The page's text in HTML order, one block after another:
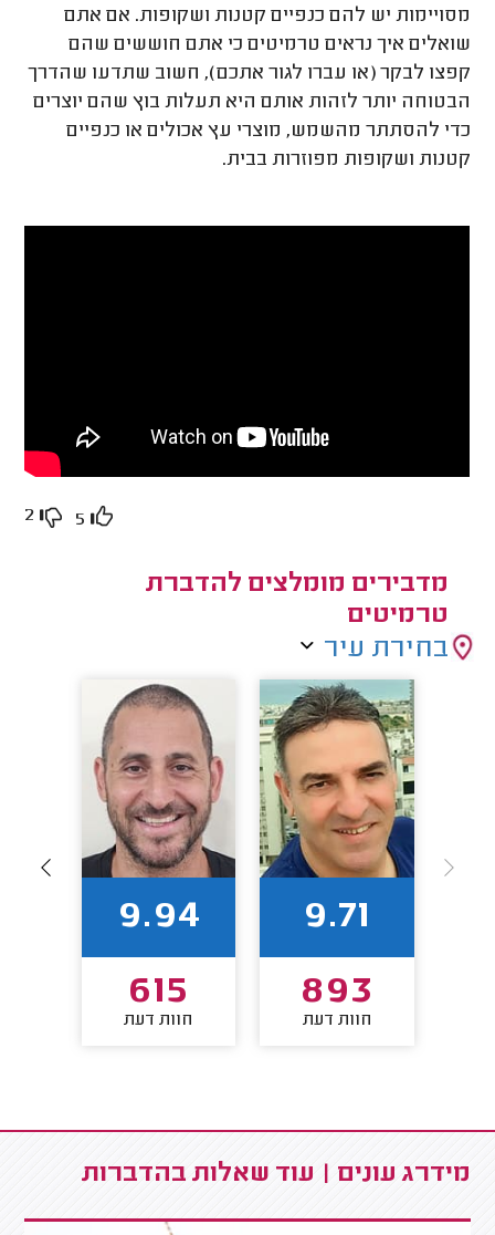
מסויימות יש להם כנפיים קטנות ושקופות. אם אתם
שואלים איך נראים טרמיטים כי אתם חוששים שהם
קפצו לבקר (או עברו לגור אתכם), חשוב שתדעו שהדרך
הבטוחה יותר לזהות אותם היא תעלות בוץ שהם יוצרים
כדי להסתתר מהשמש, מוצרי עץ אכולים או כנפיים
קטנות ושקופות מפוזרות בבית.
5
2
מדבירים מומלצים להדברת
טרמיטים
בחירת עיר
9.71
893
חוות דעת
9.94
615
חוות דעת
מידרג עונים | עוד שאלות בהדברות